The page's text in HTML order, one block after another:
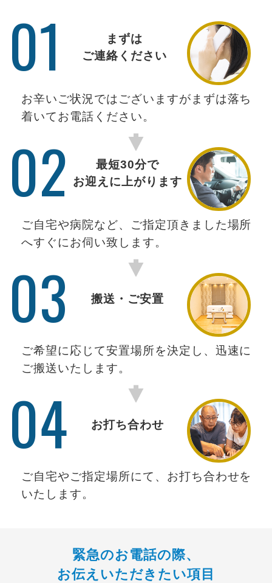
01
まずは
ご連絡ください
お辛いご状況ではございますがまずは落ち
着いてお電話ください。
02
最短30分で
お迎えに上がります
ご自宅や病院など、ご指定頂きました場所
へすぐにお伺い致します。
03 搬送・ご安置
ご希望に応じて安置場所を決定し、迅速に
ご搬送いたします。
04 お打ち合わせ
ご自宅やご指定場所にて、お打ち合わせを
いたします。
緊急のお電話の際、
お伝えいただきたい項目